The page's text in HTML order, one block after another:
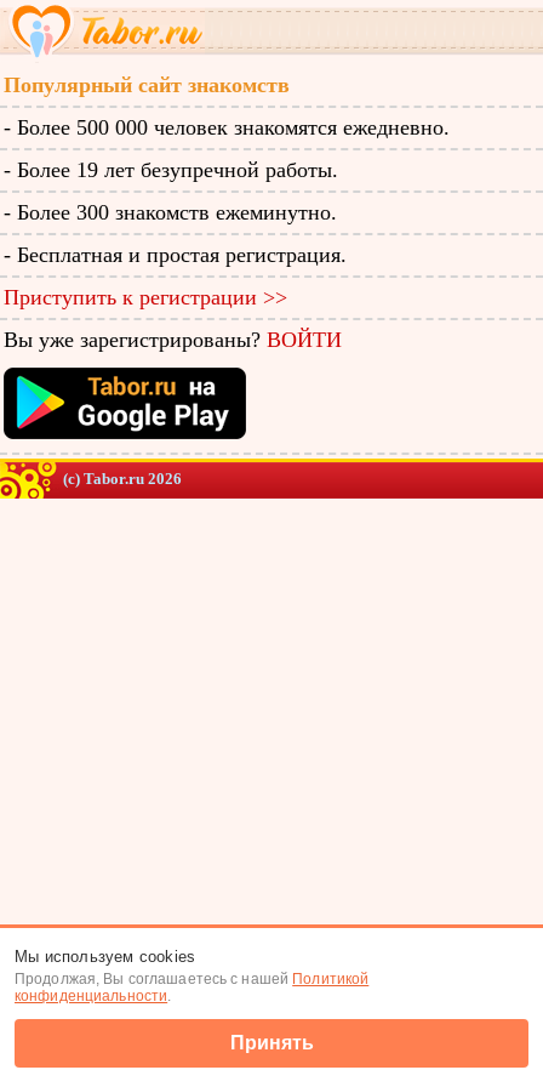
Популярный сайт знакомств
- Более 500 000 человек знакомятся ежедневно.
- Более 19 лет безупречной работы.
- Более 300 знакомств ежеминутно.
- Бесплатная и простая регистрация.
Приступить к регистрации >>
Вы уже зарегистрированы? ВОЙТИ
(c) Tabor.ru 2026
Мы используем cookies
Продолжая, Вы соглашаетесь с нашей Политикой
конфиденциальности.
Принять